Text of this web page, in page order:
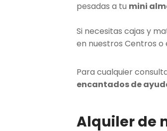
pesadas a tu mini
Si necesitas cajas y
en nuestros Centros o
Para cualquier
encantados de
Alquiler de